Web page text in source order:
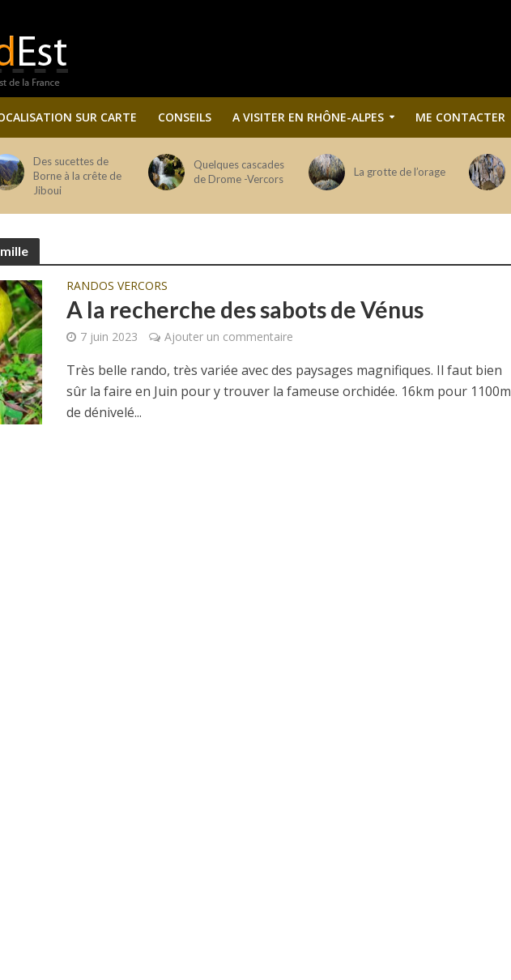
SUR CARTE CONSEILS A VISITER EN RHÔNE-ALPES ME CONTACTER
Des sucettes de
Borne à la crête de
Jiboui
Quelques cascades
de Drome -Vercors
La grotte de l’orage
RANDOS VERCORS
A la recherche des sabots de Vénus
7 juin 2023 Ajouter un commentaire
Très belle rando, très variée avec des paysages magnifiques. Il faut bien
sûr la faire en Juin pour y trouver la fameuse orchidée. 16km pour 1100m
de dénivelé...